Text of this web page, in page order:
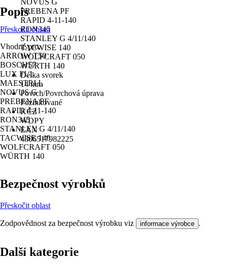
NOVUS G
PREBENA PF
RAPID 4-11-140
RON345
STANLEY G 4/11/140
TACWISE 140
WOLFCRAFT 050
WÜRTH 140
Délka svorek
14 mm
Povrch/Povrchová úprava
Pozinkované
KČZ
WDPY
EAN
4306517982225
Popis
Přeskočit oblast
Vhodné pro:
ARROW T50
BOSCH57
LUX FL1
MAESTRI L
NOVUS G
PREBENA PF
RAPID 4-11-140
RON345
STANLEY G 4/11/140
TACWISE 140
WOLFCRAFT 050
WÜRTH 140
Bezpečnost výrobků
Přeskočit oblast
Zodpovědnost za bezpečnost výrobku viz informace výrobce .
Další kategorie